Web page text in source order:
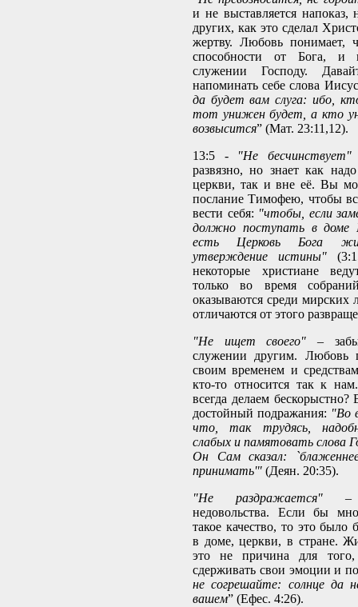
и не выставляется
других, как это сделал
жертву. Любовь понимает,
способности от Бога, и
служении Господу.
напоминать себе слова
да будет вам слуга: ибо,
тот унижен будет, а кто
возвысится” (Мат. 23:11,12).
13:5 - "Не бесчинствует"
развязно, но знает как
церкви, так и вне её. Вы
послание Тимофею, чтобы
вести себя: "чтобы, если
должно поступать в доме
есть Церковь Бога
утверждение истины"
некоторые христиане
только во время
оказываются среди мирских
отличаются от этого
"Не ищет своего" –
служении другим. Любовь
своим временем и
кто-то относится так к
всегда делаем
достойный подражания: "Во
что, так трудясь,
слабых и памятовать слова
Он Сам сказал:
принимать'" (Деян. 20:35).
"Не раздражается"–
недовольства. Если бы
такое качество, то это было
в доме, церкви, в стране.
это не причина для
сдерживать свои эмоции и
не согрешайте: солнце да
вашем” (Ефес. 4:26).